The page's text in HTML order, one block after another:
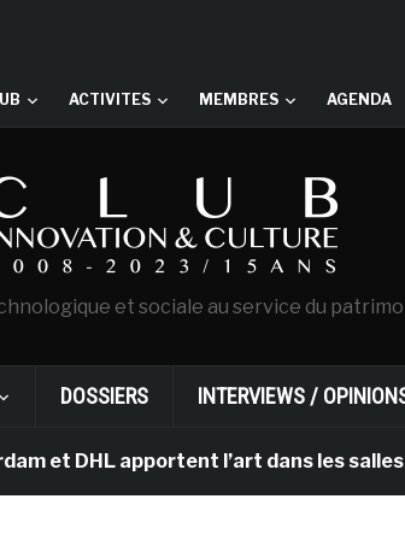
ACTIVITES MEMBRES AGENDA
et sociale au service du
DOSSIERS INTERVIEWS /
DHL apportent l’art dans les salles de